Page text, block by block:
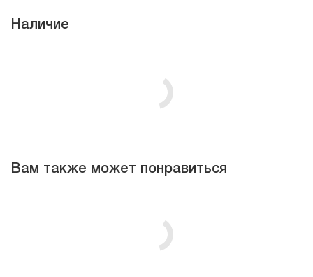
Наличие
Вам также может понравиться